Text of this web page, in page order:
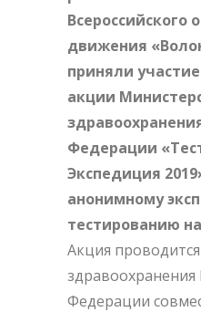
Всероссийского
движения
приняли
акции
Федерации
Экспедиция
анонимному
тестированию
Акция
здравоохранения
Федерации